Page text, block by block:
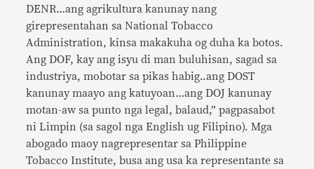
DENR…ang agrikultura kanunay nang
girepresentahan sa National Tobacco
Administration, kinsa makakuha og duha ka botos.
Ang DOF, kay ang isyu di man buluhisan, sagad sa
industriya, mobotar sa pikas habig..ang DOST
kanunay maayo ang katuyoan…ang DOJ kanunay
motan-aw sa punto nga legal, balaud,” pagpasabot
ni Limpin (sa sagol nga English ug Filipino). Mga
abogado maoy nagrepresentar sa Philippine
Tobacco Institute, busa ang usa ka representante sa